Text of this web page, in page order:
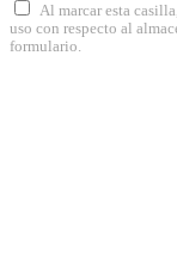
Al marcar esta
uso con respecto al
formulario.